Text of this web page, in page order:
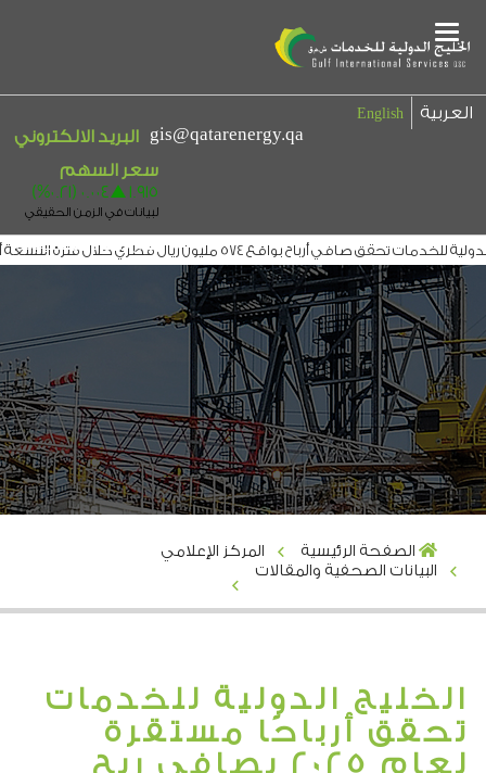
Main
Menu
البريد الالكتروني gis@qatarenergy.qa
بيان إخلاء المسؤولية
English العربية
صافي أرباح بواقع 574 مليون ريال قطري خلال فترة التسعة أشهر المنتهية في 30 سبتمبر 2025
عن بياناتها المالية المدققه لعام 2008 وتحقق صافي ربح 423.4 مليون ريال قطري
الصفحة الرئيسية
المركز الإعلامي
البيانات الصحفية والمقالات
الخليج الدولية للخدمات
تحقق أرباحًا مستقرة
لعام 2025 بصافي ربح